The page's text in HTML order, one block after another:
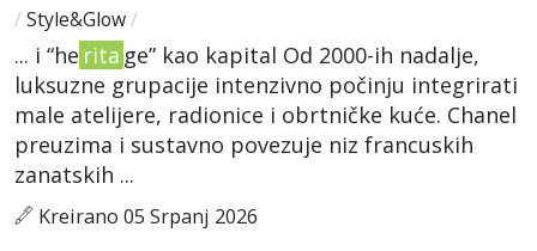
/ Style&Glow/
... i “he rita ge” kao kapital Od 2000-ih nadalje,
luksuzne grupacije intenzivno počinju integrirati
male atelijere, radionice i obrtničke kuće. Chanel
preuzima i sustavno povezuje niz francuskih
zanatskih ...
Kreirano 05 Srpanj 2026